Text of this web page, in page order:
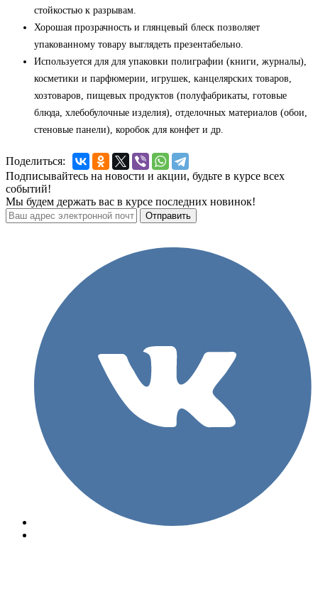
стойкостью к разрывам.
Хорошая прозрачность и глянцевый блеск позволяет
упакованному товару выглядеть презентабельно.
Используется для для упаковки полиграфии (книги, журналы),
косметики и парфюмерии, игрушек, канцелярских товаров,
хозтоваров, пищевых продуктов (полуфабрикаты, готовые
блюда, хлебобулочные изделия), отделочных материалов (обои,
стеновые панели), коробок для конфет и др.
Поделиться:
Подписывайтесь на новости и акции, будьте в курсе всех
событий!
Мы будем держать вас в курсе последних новинок!